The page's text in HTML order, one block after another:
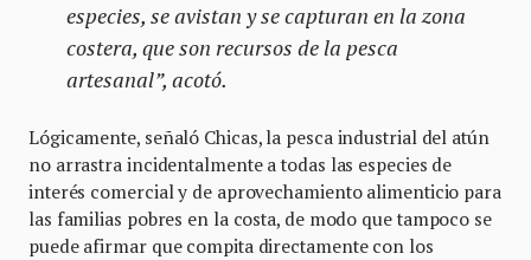
especies, se avistan y se capturan en la zona
costera, que son recursos de la pesca
artesanal”, acotó.
Lógicamente, señaló Chicas, la pesca industrial del atún
no arrastra incidentalmente a todas las especies de
interés comercial y de aprovechamiento alimenticio para
las familias pobres en la costa, de modo que tampoco se
puede afirmar que compita directamente con los